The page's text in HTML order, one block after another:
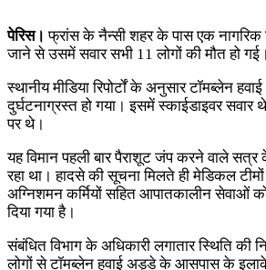
पेरिस। फ्रांस के नैन्सी शहर के पास एक नागरिक
जाने से उसमें सवार सभी 11 लोगों की मौत हो गई।
स्थानीय मीडिया रिपोर्टों के अनुसार टॉमब्लेन
दुर्घटनाग्रस्त हो गया। इसमें स्काईडाइवर सवार
पर थे।
यह विमान पहली बार पैराशूट जंप करने वाले
रहा था। हादसे की सूचना मिलते ही मेडिकल
अग्निशमन कर्मियों सहित आपातकालीन सेवाओं
दिया गया है।
संबंधित विभाग के अधिकारी लगातार स्थिति की
लोगों से टॉमब्लेन हवाई अड्डे के आसपास के